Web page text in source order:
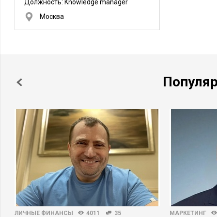
Должность: Knowledge manager
Москва
ЛИЧНЫЕ ФИНАНСЫ 4011 35 МАРКЕТИНГ